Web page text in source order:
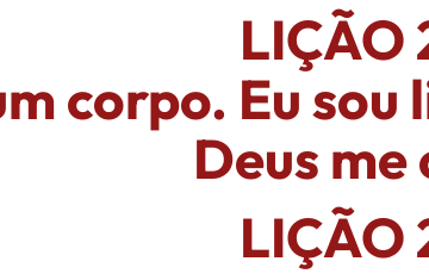
LIÇÃO
corpo. Eu
Deus me
LIÇÃO